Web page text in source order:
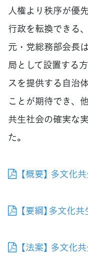
人権より秩序が優
行政を転換できる
元・党総務部会長
局として設置する
スを提供する自治
ことが期待でき、
共生社会の確実な
た。
【概要】 多文化
【要綱】多文化
【法案】 多文化